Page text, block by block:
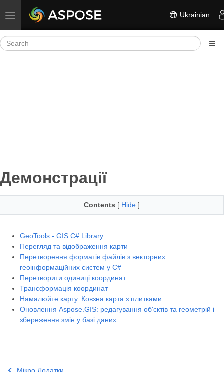
Toggle navigation Ukrainian
Демонстрації
Contents [ Hide ]
GeoTools - GIS C# Library
Перегляд та відображення карти
Перетворення форматів файлів з векторних
геоінформаційних систем у C#
Перетворити одиниці координат
Трансформація координат
Намалюйте карту. Ковзна карта з плитками.
Оновлення Aspose.GIS: редагування об'єктів та геометрій і
збереження змін у базі даних.
Мікро Додатки